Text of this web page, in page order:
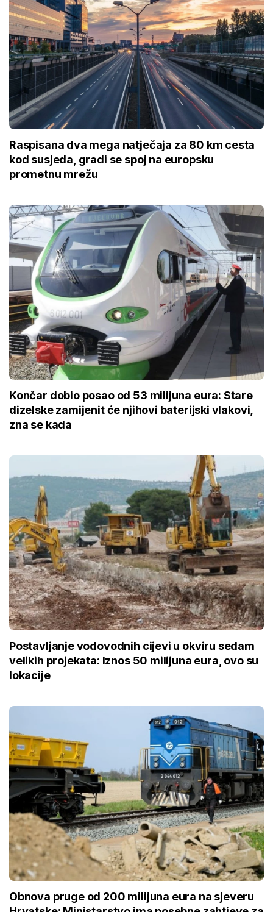
Raspisana dva mega natječaja za 80 km cesta
kod susjeda, gradi se spoj na europsku
prometnu mrežu
Končar dobio posao od 53 milijuna eura: Stare
dizelske zamijenit će njihovi baterijski vlakovi,
zna se kada
Postavljanje vodovodnih cijevi u okviru sedam
velikih projekata: Iznos 50 milijuna eura, ovo su
lokacije
Obnova pruge od 200 milijuna eura na sjeveru